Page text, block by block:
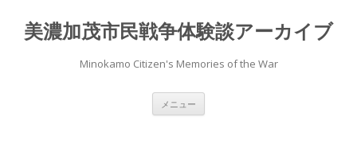
美濃加茂市民戦争体験談アーカイブ
Minokamo Citizen's Memories of the War
メニュー